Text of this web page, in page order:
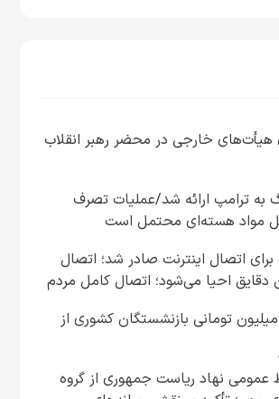
هیأت‌های خارجی در محضر رهبر انقلاب
ترامپ ارائه شد/عملیات تصرف
مواد هسته‌ای محتمل است
برای اتصال اینترنت صادر شد؛ اتصال
دقایق احیا می‌شود؛ اتصال کامل مردم
آغاز ثبت‌نام وام ۷۵ میلیون تومانی بازنشستگان کشوری از
عمومی نهاد ریاست جمهوری از گروه